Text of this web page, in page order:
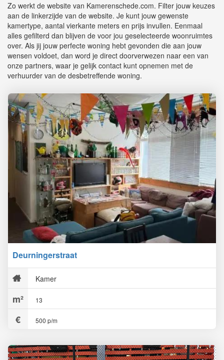
Zo werkt de website van Kamerenschede.com. Filter jouw keuzes
aan de linkerzijde van de website. Je kunt jouw gewenste
kamertype, aantal vierkante meters en prijs invullen. Eenmaal
alles gefilterd dan blijven de voor jou geselecteerde woonruimtes
over. Als jij jouw perfecte woning hebt gevonden die aan jouw
wensen voldoet, dan word je direct doorverwezen naar een van
onze partners, waar je gelijk contact kunt opnemen met de
verhuurder van de desbetreffende woning.
Deurningerstraat
Kamer
13
500 p/m